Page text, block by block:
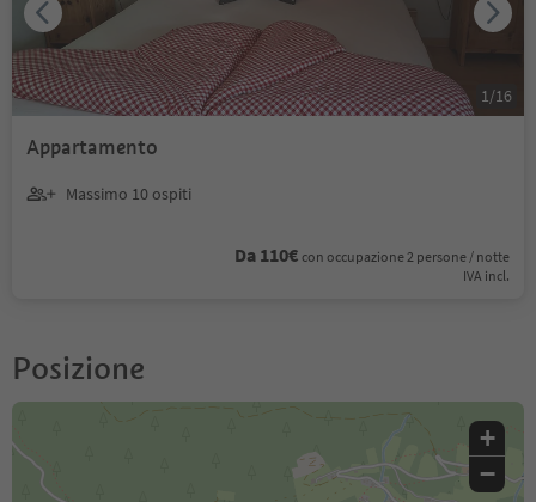
Appartamento
Massimo 10 ospiti
Da 110€ con occupazione 2 persone / notte
IVA incl.
1 /16
Posizione
+
−